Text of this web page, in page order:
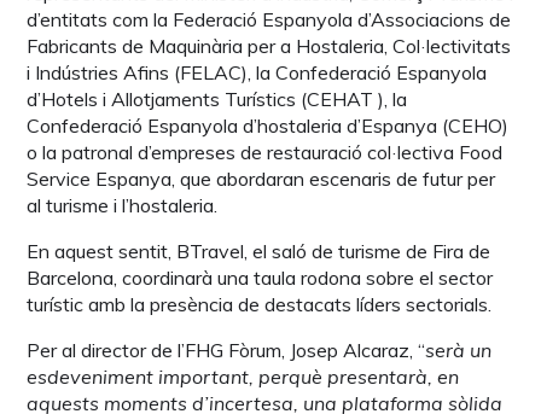
d’entitats com la Federació Espanyola d’Associacions de
Fabricants de Maquinària per a Hostaleria, Col·lectivitats
i Indústries Afins (FELAC), la Confederació Espanyola
d’Hotels i Allotjaments Turístics (CEHAT ), la
Confederació Espanyola d’hostaleria d’Espanya (CEHO)
o la patronal d’empreses de restauració col·lectiva Food
Service Espanya, que abordaran escenaris de futur per
al turisme i l’hostaleria.
En aquest sentit, BTravel, el saló de turisme de Fira de
Barcelona, ​​coordinarà una taula rodona sobre el sector
turístic amb la presència de destacats líders sectorials.
Per al director de l’FHG Fòrum, Josep Alcaraz, “serà un
esdeveniment important, perquè presentarà, en
aquests moments d’incertesa, una plataforma sòlida